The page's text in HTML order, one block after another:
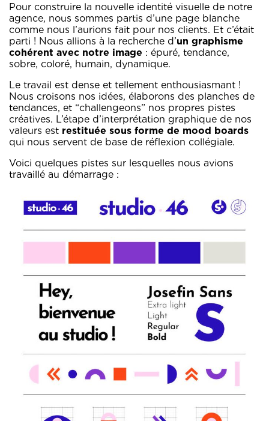
Pour construire la nouvelle identité visuelle de notre
agence, nous sommes partis d’une page blanche
comme nous l’aurions fait pour nos clients. Et c’était
parti ! Nous allions à la recherche d’un graphisme
cohérent avec notre image : épuré, tendance,
sobre, coloré, humain, dynamique.
Le travail est dense et tellement enthousiasmant !
Nous croisons nos idées, élaborons des planches de
tendances, et “challengeons” nos propres pistes
créatives. L’étape d’interprétation graphique de nos
valeurs est restituée sous forme de mood boards
qui nous servent de base de réflexion collégiale.
Voici quelques pistes sur lesquelles nous avions
travaillé au démarrage :